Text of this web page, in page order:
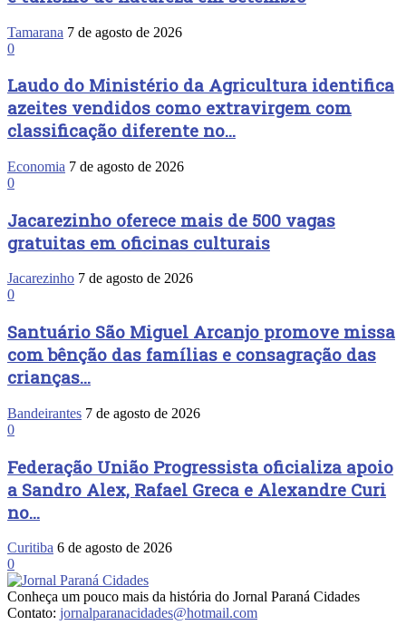
Tamarana 7 de agosto de 2026
0
Laudo do Ministério da Agricultura identifica
azeites vendidos como extravirgem com
classificação diferente no...
Economia 7 de agosto de 2026
0
Jacarezinho oferece mais de 500 vagas
gratuitas em oficinas culturais
Jacarezinho 7 de agosto de 2026
0
Santuário São Miguel Arcanjo promove missa
com bênção das famílias e consagração das
crianças...
Bandeirantes 7 de agosto de 2026
0
Federação União Progressista oficializa apoio
a Sandro Alex, Rafael Greca e Alexandre Curi
no...
Curitiba 6 de agosto de 2026
0
Conheça um pouco mais da história do Jornal Paraná Cidades
Contato: jornalparanacidades@hotmail.com